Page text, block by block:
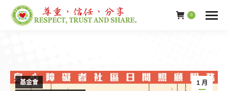
0
1 月
基金會